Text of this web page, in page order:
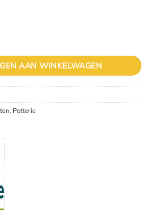
aantal
AAN WINKELWAGEN
, Potterie